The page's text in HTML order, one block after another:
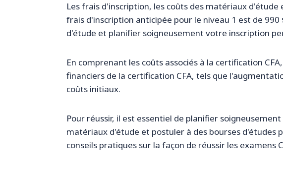
Les frais d'inscription, les coûts des matériaux
frais d'inscription anticipée pour le niveau 1 est de
d'étude et planifier soigneusement votre inscription
En comprenant les coûts associés à la certification
financiers de la certification CFA, tels que
coûts initiaux.
Pour réussir, il est essentiel de planifier
matériaux d'étude et postuler à des bourses d'études
conseils pratiques sur la façon de réussir les examens